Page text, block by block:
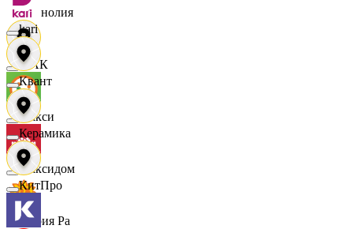
Магнолия
МАК
Макси
Максидом
Мария Ра
kari
Квант
Керамика
КитПро